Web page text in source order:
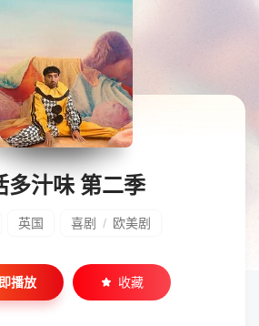
观看影片的记录
多汁味 第二季
英国 喜剧 / 欧美剧
播放 收藏